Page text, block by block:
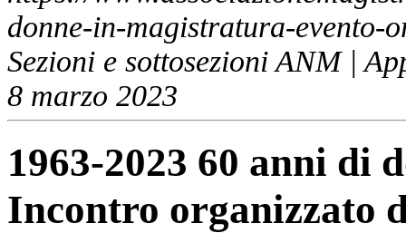
donne-in-magistratura-evento-
Sezioni e sottosezioni ANM |
8 marzo 2023
1963-2023 60 anni di
Incontro organizzato